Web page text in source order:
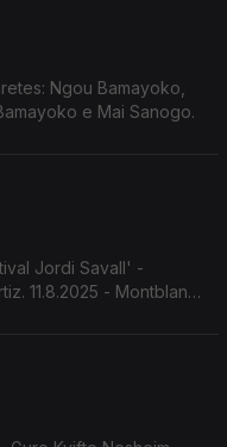
Ngou Bamayoko,
e Mai Sanogo.
Jordi Savall' -
11.8.2025 - Montblanc,